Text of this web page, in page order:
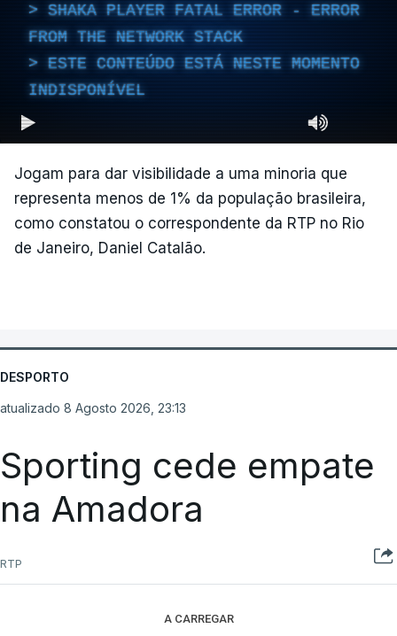
SHAKA PLAYER FATAL ERROR - ERROR
FROM THE NETWORK STACK
ESTE CONTEÚDO ESTÁ NESTE MOMENTO
INDISPONÍVEL
Jogam para dar visibilidade a uma minoria que
representa menos de 1% da população brasileira,
como constatou o correspondente da RTP no Rio
de Janeiro, Daniel Catalão.
DESPORTO
atualizado 8 Agosto 2026, 23:13
Sporting cede empate
na Amadora
RTP
A CARREGAR